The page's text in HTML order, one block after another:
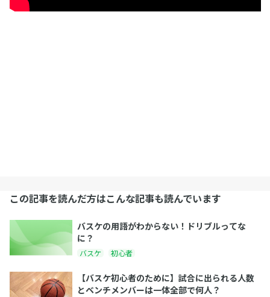
この記事を読んだ方はこんな記事も読んでいます
バスケの用語がわからない！ドリブルってな
に？
バスケ 初心者
【バスケ初心者のために】試合に出られる人数
とベンチメンバーは一体全部で何人？